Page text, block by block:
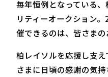
毎年恒例となっている
リティーオークション
催できるのは、皆さまの
柏レイソルを応援し支
さまに日頃の感謝の気